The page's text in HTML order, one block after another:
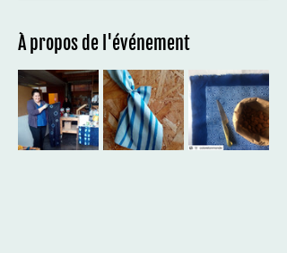
À propos de l'événement